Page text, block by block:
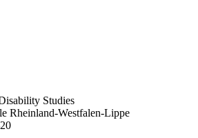
Studies
Rheinland-Westfalen-Lippe